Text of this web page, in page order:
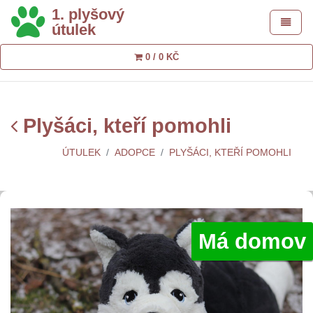
1. plyšový
útulek
Toggle
0 / 0 KČ
Plyšáci, kteří pomohli
ÚTULEK ADOPCE PLYŠÁCI, KTEŘÍ POMOHLI
Má domov